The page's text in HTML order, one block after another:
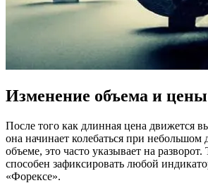
Изменение объема и цены
После того как длинная цена движется
она начинает колебаться при
объеме, это часто указывает на
способен зафиксировать любой
«Форексе».